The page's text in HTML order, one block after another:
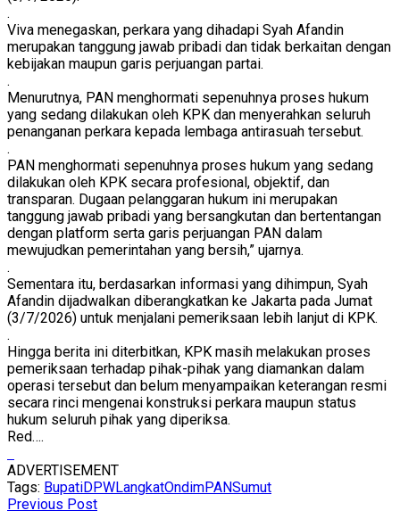
.
Viva menegaskan, perkara yang dihadapi Syah Afandin
merupakan tanggung jawab pribadi dan tidak berkaitan dengan
kebijakan maupun garis perjuangan partai.
.
Menurutnya, PAN menghormati sepenuhnya proses hukum
yang sedang dilakukan oleh KPK dan menyerahkan seluruh
penanganan perkara kepada lembaga antirasuah tersebut.
.
PAN menghormati sepenuhnya proses hukum yang sedang
dilakukan oleh KPK secara profesional, objektif, dan
transparan. Dugaan pelanggaran hukum ini merupakan
tanggung jawab pribadi yang bersangkutan dan bertentangan
dengan platform serta garis perjuangan PAN dalam
mewujudkan pemerintahan yang bersih,” ujarnya.
.
Sementara itu, berdasarkan informasi yang dihimpun, Syah
Afandin dijadwalkan diberangkatkan ke Jakarta pada Jumat
(3/7/2026) untuk menjalani pemeriksaan lebih lanjut di KPK.
.
Hingga berita ini diterbitkan, KPK masih melakukan proses
pemeriksaan terhadap pihak-pihak yang diamankan dalam
operasi tersebut dan belum menyampaikan keterangan resmi
secara rinci mengenai konstruksi perkara maupun status
hukum seluruh pihak yang diperiksa.
Red….
ADVERTISEMENT
Tags: BupatiDPWLangkatOndimPANSumut
Previous Post